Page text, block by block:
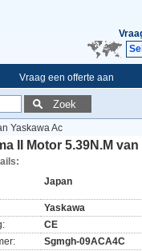
Vraag een offerte aan
Zoek
Yaskawa Ac
II Motor 5.39N.M van
Japan
Yaskawa
CE
Sgmgh-09ACA4C